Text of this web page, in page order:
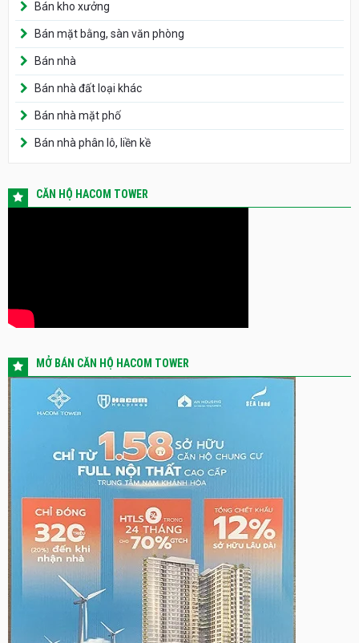
Bán kho xưởng
Bán mặt bằng, sàn văn phòng
Bán nhà
Bán nhà đất loại khác
Bán nhà mặt phố
Bán nhà phân lô, liền kề
CĂN HỘ HACOM TOWER
MỞ BÁN CĂN HỘ HACOM TOWER